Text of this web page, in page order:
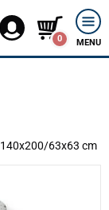
0 MENU
140x200/63x63 cm